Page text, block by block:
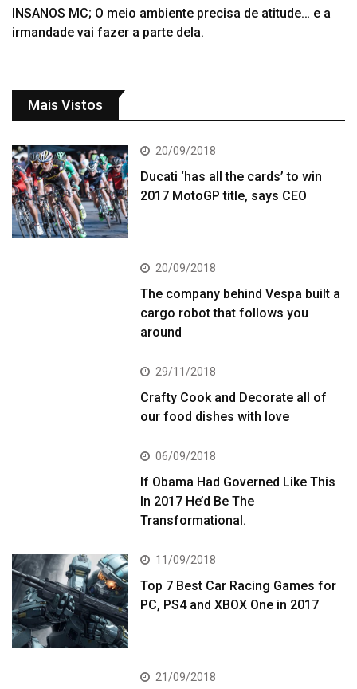
INSANOS MC; O meio ambiente precisa de atitude… e a
irmandade vai fazer a parte dela.
Mais Vistos
20/09/2018
Ducati ‘has all the cards’ to win
2017 MotoGP title, says CEO
20/09/2018
The company behind Vespa built a
cargo robot that follows you
around
29/11/2018
Crafty Cook and Decorate all of
our food dishes with love
06/09/2018
If Obama Had Governed Like This
In 2017 He’d Be The
Transformational.
11/09/2018
Top 7 Best Car Racing Games for
PC, PS4 and XBOX One in 2017
21/09/2018